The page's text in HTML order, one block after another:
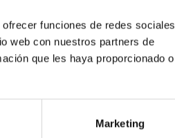
funciones de redes sociales
web con nuestros partners de
que les haya proporcionado o
Marketing